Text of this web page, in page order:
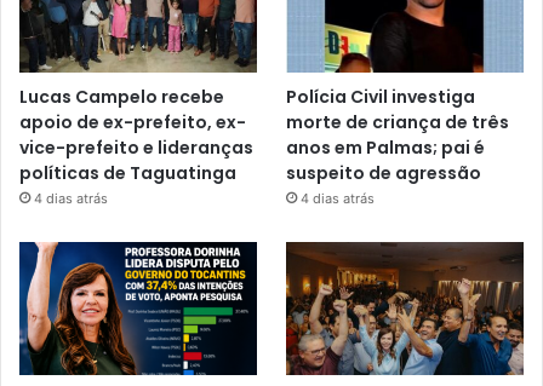
Lucas Campelo recebe
apoio de ex-prefeito, ex-
vice-prefeito e lideranças
políticas de Taguatinga
4 dias atrás
Polícia Civil investiga
morte de criança de três
anos em Palmas; pai é
suspeito de agressão
4 dias atrás